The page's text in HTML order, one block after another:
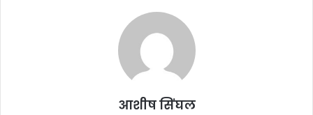
आशीष सिंघल